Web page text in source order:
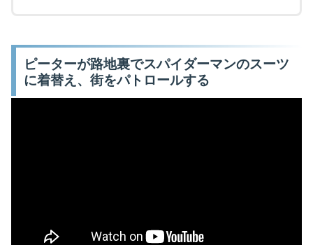
ピーターが路地裏でスパイダーマンのスーツ
に着替え、街をパトロールする